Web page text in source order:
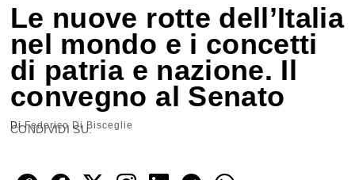
Le nuove rotte dell’Italia
nel mondo e i concetti
di patria e nazione. Il
convegno al Senato
DiFederico Di Bisceglie
CONDIVIDI SU: